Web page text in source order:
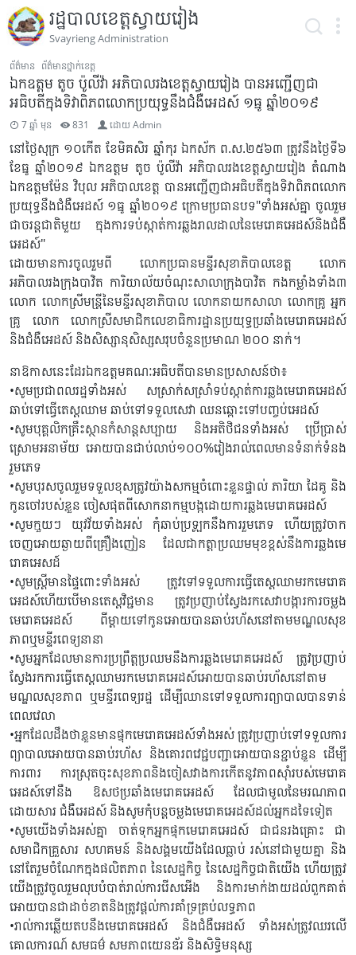
រដ្ឋបាលខេត្តស្វាយរៀង
Svayrieng Administration
ព័ត៌មាន ព័ត៌មានថ្នាក់ខេត្ត
ឯកឧត្ដម តូច ប៉ូលីវ៉ា អភិបាលរងខេត្តស្វាយរៀង បានអញ្ជើញជា
អធិបតីក្នុងទិវាពិភពលោកប្រយុទ្ធនឹងជំងឺអេដស៍ ១ធ្នូ ឆ្នាំ២០១៩
7 ឆ្នាំ មុន 831 ដោយAdmin
នៅថ្ងៃសុក្រ ១០កើត ខែមិគសិរ ឆ្នាំកុរ ឯកស័ក ព.ស.២៥៦៣ ត្រូវនឹងថ្ងៃទី៦
ខែធ្នូ ឆ្នាំ២០១៩ ឯកឧត្ដម តូច ប៉ូលីវ៉ា អភិបាលរងខេត្តស្វាយរៀង តំណាង
ឯកឧត្ដមម៉ែន វិបុល អភិបាលខេត្ត បានអញ្ជើញជាអធិបតីក្នុងទិវាពិភពលោក
ប្រយុទ្ធនឹងជំងឺអេដស៍ ១ធ្នូ ឆ្នាំ២០១៩ ក្រោមប្រធានបទ"ទាំងអស់គ្នា ចូលរួម
ជាចរន្តជាតិមួយ ក្នុងការទប់ស្កាត់ការឆ្លងរាលដាលនៃមេរោគអេដស៍និងជំងឺ
អេដស៍"
ដោយមានការចូលរួមពី លោកប្រធានមន្ទីរសុខាភិបាលខេត្ត លោក
អភិបាលរងក្រុងបាវិត ការិយាល័យចំណុះសាលាក្រុងបាវិត កងកម្លាំងទាំង៣
លោក លោកស្រីមន្រ្តីនៃមន្ទីរសុខាភិបាល លោកនាយកសាលា លោកគ្រូ អ្នក
គ្រូ លោក លោកស្រីសមាជិកលេខាធិការដ្ឋានប្រយុទ្ធប្រឆាំងមេរោគអេដស៍
និងជំងឺអេដស៍ និងសិស្សានុសិស្សសរុបចំនួនប្រមាណ ២០០ នាក់។
នាឱកាសនេះដែរឯកឧត្ដមគណៈអធិបតីបានមានប្រសាសន៍ថា៖
•សូមប្រជាពលរដ្ឋទាំងអស់ សស្រាក់សស្រាំទប់ស្កាត់ការឆ្លងមេរោគអេដស៍
ឆាប់ទៅធ្វើតេស្តឈាម ឆាប់ទៅទទួលសេវា ឈនឆ្ពោះទៅបញ្ចប់អេដស៍
•សូមបុគ្គលិកគ្រឹះស្ថានកំសាន្តសប្បាយ និងអតិថិជនទាំងអស់ ប្រើប្រាស់
ស្រោមអនាម័យ អោយបានជាប់លាប់១០០%រៀងរាល់ពេលមានទំនាក់ទំនង
រួមភេទ
•សូមបុរសចូលរួមទទួលខុសត្រូវយ៉ាងសកម្មចំពោះខ្លួនផ្ទាល់ ភារិយា ដៃគូ និង
កូនចៅរបស់ខ្លួន ចៀសផុតពីសោកនាកម្មបង្កដោយការឆ្លងមេរោគអេដស៍
•សូមក្មួយៗ យុវវ័យទាំងអស់ កុំឆាប់ប្រឡូកនឹងការរួមភេទ ហើយត្រូវចាក
ចេញអោយឆ្ងាយពីគ្រឿងញៀន ដែលជាកត្តាប្រឈមមុខខ្ពស់នឹងការឆ្លងមេ
រោគអេសដ៍
•សូមស្ដ្រីមានផ្ទៃពោះទាំងអស់ ត្រូវទៅទទួលការធ្វើតេស្តឈាមរកមេរោគ
អេដស៍ហើយបើមានតេស្តវិជ្ជមាន ត្រូវប្រញាប់ស្វែងរកសេវាបង្ការការចម្លង
មេរោគអេដស៍ ពីម្ដាយទៅកូនអោយបានឆាប់រហ័សនៅតាមមណ្ឌលសុខ
ភាពឬមន្ទីរពេទ្យនានា
•សូមអ្នកដែលមានការប្រព្រឹត្តប្រឈមនឹងការឆ្លងមេរោគអេដស៍ ត្រូវប្រញាប់
ស្វែងរកការធ្វើតេស្តឈាមរកមេរោគអេដស៍អោយបានឆាប់រហ័សនៅតាម
មណ្ឌលសុខភាព ឬមន្ទីរពេទ្យរដ្ឋ ដើម្បីឈានទៅទទួលការព្យាបាលបានទាន់
ពេលវេលា
•អ្នកដែលដឹងថាខ្លួនមានផ្ទុកមេរោគអេដស៍ទាំងអស់ ត្រូវប្រញាប់ទៅទទួលការ
ព្យាបាលអោយបានឆាប់រហ័ស និងគោរពវេជ្ជបញ្ជាអោយបានខ្ជាប់ខ្ជួន ដើម្បី
ការពារ ការស្រុតចុះសុខភាពនិងចៀសវាងការកើតនូវភាពស៊ាំរបស់មេរោគ
អេដស៍ទៅនឹង ឱសថប្រឆាំងមេរោគអេដស៍ ដែលជាមូលនៃមរណភាព
ដោយសារ ជំងឺអេដស៍ និងសូមកុំបន្តចម្លងមេរោគអេដស៍ដល់អ្នកដទៃទៀត
•សូមយើងទាំងអស់គ្នា ចាត់ទុកអ្នកផ្ទុកមេរោគអេដស៍ ជាជនរងគ្រោះ ជា
សមាជិកគ្រួសារ សហគមន៍ និងសង្គមយើងដែលធ្លាប់ រស់នៅជាមួយគ្នា និង
នៅតែរួមចំណែកក្នុងផលិតភាព នៃសេដ្ឋកិច្ច នៃសេដ្ឋកិច្ចជាតិយើង ហើយត្រូវ
យើងត្រូវចូលរួមលុបបំបាត់រាល់ការរើសអើង និងការមាក់ងាយដល់ពួកគាត់
អោយបានជាដាច់ខាតនិងត្រូវផ្ដល់ការគាំទ្រគ្រប់លទ្ធភាព
•រាល់ការឆ្លើយតបនឹងមេរោគអេដស៍ និងជំងឺអេដស៍ ទាំងអស់ត្រូវឈរលើ
គោលការណ៍ សមធម៌ សមភាពយេនឌ័រ និងសិទ្ធិមនុស្ស